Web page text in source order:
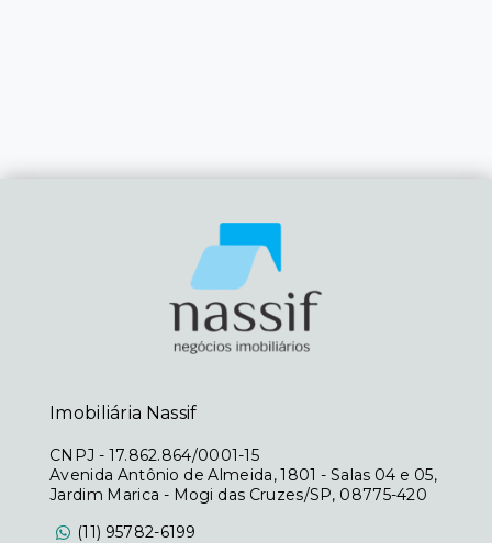
Imobiliária Nassif
CNPJ - 17.862.864/0001-15
Avenida Antônio de Almeida, 1801 - Salas 04 e 05,
Jardim Marica - Mogi das Cruzes/SP, 08775-420
(11) 95782-6199